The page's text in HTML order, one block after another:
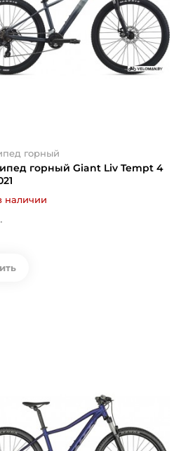
горный
горный Giant Liv Tempt 4
наличии